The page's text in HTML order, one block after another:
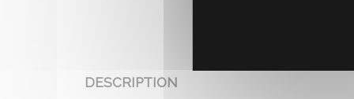
DESCRIPTION